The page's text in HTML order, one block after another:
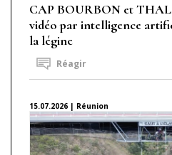
CAP BOURBON et
vidéo par intelligence
la légine
Réagir
15.07.2026 | Réunion